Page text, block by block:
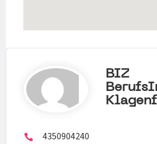
BIZ
4350904240